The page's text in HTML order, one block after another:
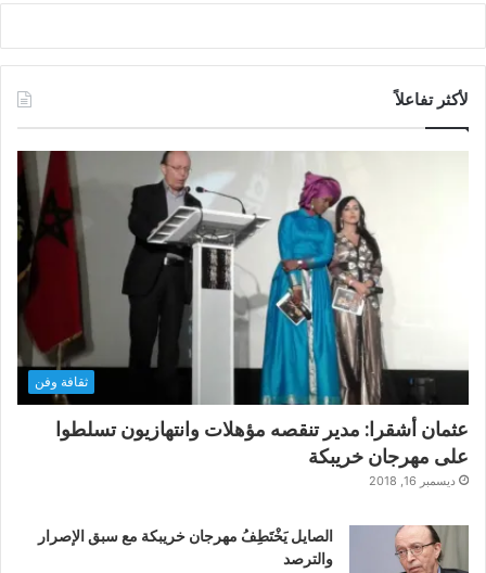
لأكثر تفاعلاً
ثقافة وفن
عثمان أشقرا: مدير تنقصه مؤهلات وانتهازيون تسلطوا
على مهرجان خريبكة
ديسمبر 16, 2018
الصايل يَخْتَطِفُ مهرجان خريبكة مع سبق الإصرار
والترصد